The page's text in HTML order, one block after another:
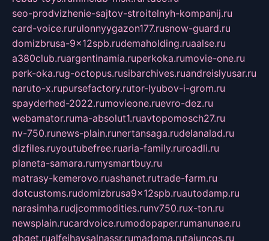
seo-prodvizhenie-sajtov-stroitelnyh-kompanij.ru
card-voice.rurulonnyygazon177.rusnow-guard.ru
domizbrusa-9x12spb.rudemaholding.ruaalse.ru
a380club.ruargentinamia.ruperkoka.rumovie-one.ru
perk-oka.rug-octopus.rusibarchives.ruandreislyusar.ru
naruto-x.rupursefactory.rutor-lyubov-i-grom.ru
spayderhed-2022.rumovieone.ruevro-dez.ru
webamator.ruma-absolut1.ruavtopomosch27.ru
nv-750.runews-plain.runertansaga.rudelanalad.ru
dizfiles.ruyoutubefree.ruaria-family.ruroadli.ru
planeta-samara.rumysmartbuy.ru
matrasy-kemerovo.ruashanet.rutrade-farm.ru
dotcustoms.rudomizbrusa9x12spb.ruautodamp.ru
narasimha.rudjcommodities.runv750.rux-ton.ru
newsplain.rucardvoice.rumodopaper.rumanunae.ru
gbget.rualfeihavsalnassr.rumadoma.rutajuncos.ru